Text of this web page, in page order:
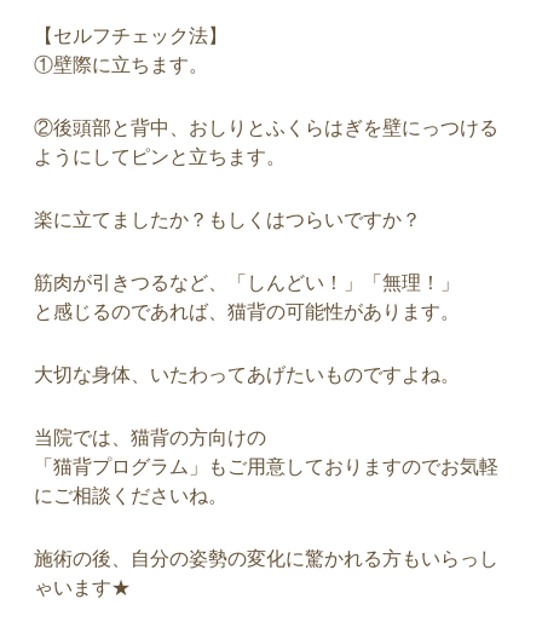
【セルフチェック法】
①壁際に立ちます。
②後頭部と背中、おしりとふくらはぎを壁にっつける
ようにしてピンと立ちます。
楽に立てましたか？もしくはつらいですか？
筋肉が引きつるなど、「しんどい！」「無理！」
と感じるのであれば、猫背の可能性があります。
大切な身体、いたわってあげたいものですよね。
当院では、猫背の方向けの
「猫背プログラム」もご用意しておりますのでお気軽
にご相談くださいね。
施術の後、自分の姿勢の変化に驚かれる方もいらっし
ゃいます★